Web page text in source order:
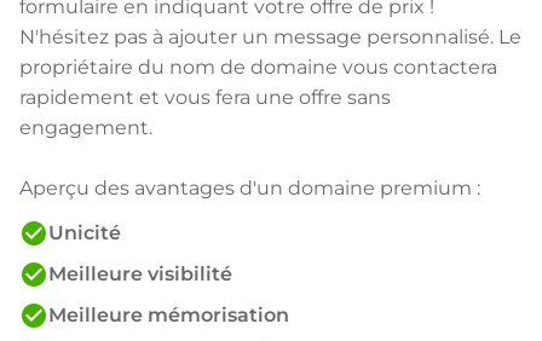
formulaire en indiquant votre offre de prix !
N'hésitez pas à ajouter un message personnalisé. Le
propriétaire du nom de domaine vous contactera
rapidement et vous fera une offre sans
engagement.
Aperçu des avantages d'un domaine premium :
check_circleUnicité
check_circleMeilleure visibilité
check_circleMeilleure mémorisation